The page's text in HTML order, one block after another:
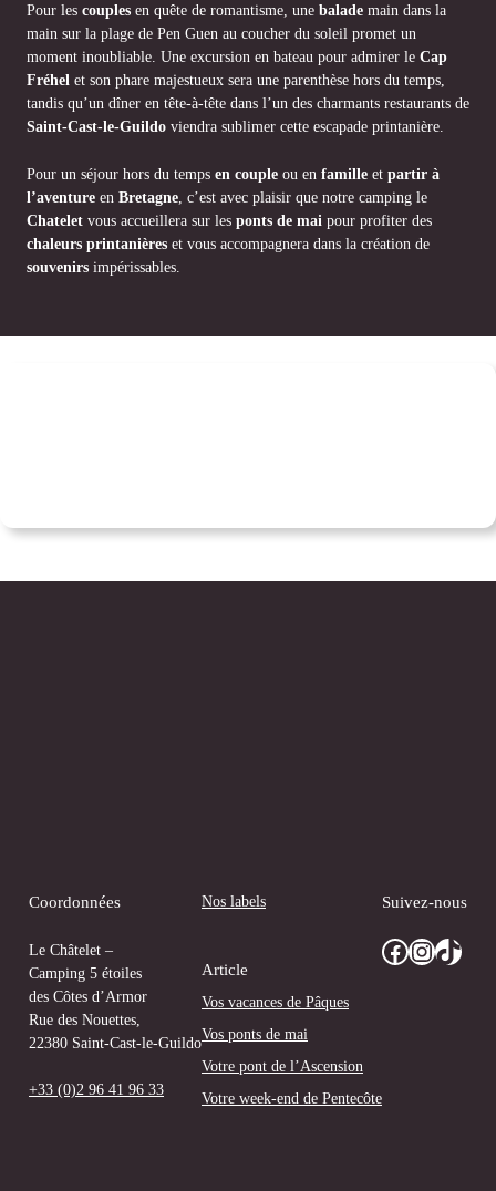
Pour les couples en quête de romantisme, une balade main dans la
main sur la plage de Pen Guen au coucher du soleil promet un
moment inoubliable. Une excursion en bateau pour admirer le Cap
Fréhel et son phare majestueux sera une parenthèse hors du temps,
tandis qu’un dîner en tête-à-tête dans l’un des charmants restaurants de
Saint-Cast-le-Guildo viendra sublimer cette escapade printanière.
Pour un séjour hors du temps en couple ou en famille et partir à
l’aventure en Bretagne , c’est avec plaisir que notre camping le
Chatelet vous accueillera sur les ponts de mai pour profiter des
chaleurs printanières et vous accompagnera dans la création de
souvenirs impérissables.
Coordonnées
Le Châtelet –
Camping 5 étoiles
des Côtes d’Armor
Rue des Nouettes,
22380 Saint-Cast-le-Guildo
+33 (0)2 96 41 96 33
Nos labels
Article
Vos vacances de Pâques
Vos ponts de mai
Votre pont de l’Ascension
Votre week-end de Pentecôte
Suivez-nous
Facebook InstagramTikTok